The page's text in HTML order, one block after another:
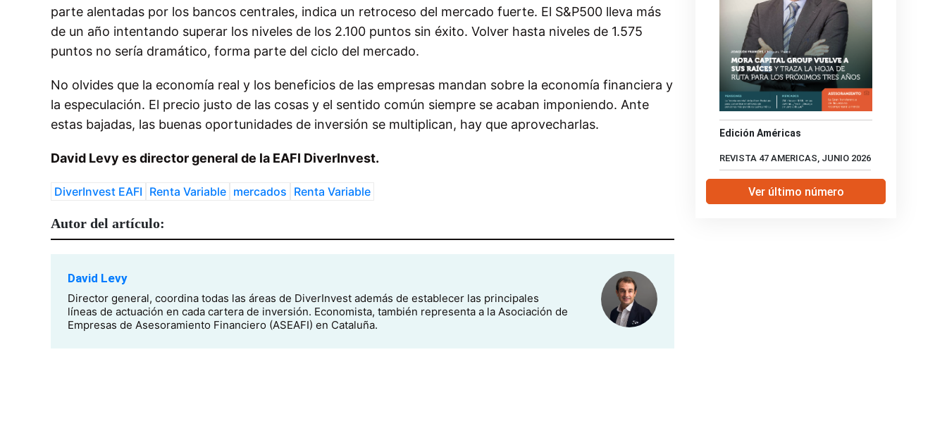
parte alentadas por los bancos centrales, indica un retroceso del mercado fuerte. El S&P500 lleva más
de un año intentando superar los niveles de los 2.100 puntos sin éxito. Volver hasta niveles de 1.575
puntos no sería dramático, forma parte del ciclo del mercado.
No olvides que la economía real y los beneficios de las empresas mandan sobre la economía financiera y
la especulación. El precio justo de las cosas y el sentido común siempre se acaban imponiendo. Ante
estas bajadas, las buenas oportunidades de inversión se multiplican, hay que aprovecharlas.
David Levy es director general de la EAFI DiverInvest.
DiverInvest EAFI Renta Variable mercados Renta Variable
Autor del artículo:
David Levy
Director general, coordina todas las áreas de DiverInvest además de establecer las principales
líneas de actuación en cada cartera de inversión. Economista, también representa a la Asociación de
Empresas de Asesoramiento Financiero (ASEAFI) en Cataluña.
Edición Américas
REVISTA 47 AMERICAS, JUNIO 2026
Ver último número